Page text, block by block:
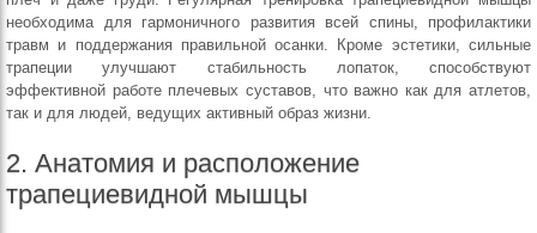
необходима для гармоничного развития всей спины, профилактики
травм и поддержания правильной осанки. Кроме эстетики, сильные
трапеции улучшают стабильность лопаток, способствуют
эффективной работе плечевых суставов, что важно как для атлетов,
так и для людей, ведущих активный образ жизни.
2. Анатомия и расположение
трапециевидной мышцы